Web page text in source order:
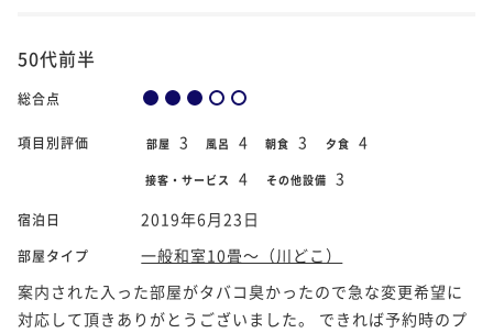
50代前半
総合点
項目別評価 部屋 3 風呂 4 朝食 3 夕食 4
接客・サービス 4 その他設備 3
宿泊日 2019年6月23日
部屋タイプ
一般和室10畳～（川どこ）
案内された入った部屋がタバコ臭かったので急な変更希望に
対応して頂きありがとうございました。 できれば予約時のプ